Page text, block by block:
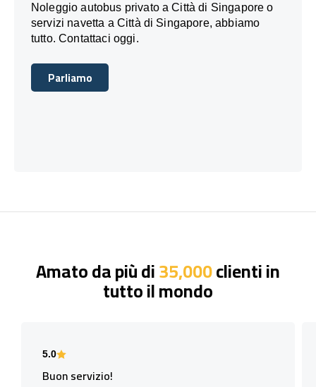
Noleggio autobus privato a Città di Singapore o
servizi navetta a Città di Singapore, abbiamo
tutto. Contattaci oggi.
Parliamo
Parliamo
Amato da più di35,000clienti in
tutto il mondo
5.0
Buon servizio!